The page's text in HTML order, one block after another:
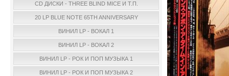
CD ДИСКИ - THREE BLIND MICE И Т.П.
20 LP BLUE NOTE 65TH ANNIVERSARY
ВИНИЛ LP - ВОКАЛ 1
ВИНИЛ LP - ВОКАЛ 2
ВИНИЛ LP - РОК И ПОП МУЗЫКА 1
ВИНИЛ LP - РОК И ПОП МУЗЫКА 2